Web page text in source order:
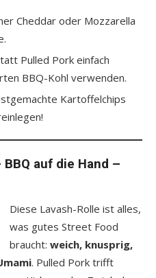
Cheddar oder Mozzarella
Pulled Pork einfach
BBQ-Kohl verwenden.
Kartoffelchips
auf die Hand –
Diese Lavash-Rolle ist alles,
was gutes Street Food
braucht: weich, knusprig,
. Pulled Pork trifft